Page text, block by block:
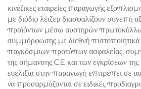
κινέζικες εταιρείες παραγωγής
με διόδιο λέιζερ διασφαλίζουν συνεπή
προϊόντων μέσω αυστηρών
συμμόρφωσης με διεθνή πιστοποιητικά
παγκόσμιων προτύπων ασφαλείας,
της σήμανσης CE και των εγκρίσεων
ευελιξία στην παραγωγή επιτρέπει σε
να προσαρμόζονται σε ειδικές